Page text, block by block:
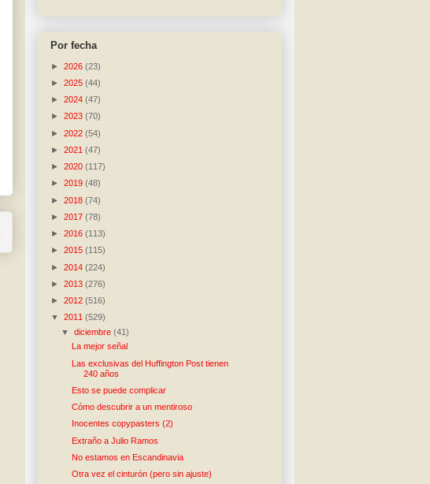
Por fecha
► 2026 (23)
► 2025 (44)
► 2024 (47)
► 2023 (70)
► 2022 (54)
► 2021 (47)
► 2020 (117)
► 2019 (48)
► 2018 (74)
► 2017 (78)
► 2016 (113)
► 2015 (115)
► 2014 (224)
► 2013 (276)
► 2012 (516)
▼ 2011 (529)
▼diciembre(41)
La mejor señal
Las exclusivas del Huffington Post tienen
240 años
Esto se puede complicar
Cómo descubrir a un mentiroso
Inocentes copypasters (2)
Extraño a Julio Ramos
No estamos en Escandinavia
Otra vez el cinturón (pero sin ajuste)